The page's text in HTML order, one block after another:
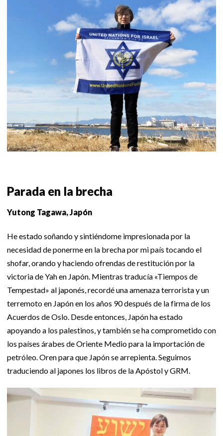
Parada en la brecha
Yutong Tagawa, Japón
He estado soñando y sintiéndome impresionada por la
necesidad de ponerme en la brecha por mi país tocando el
shofar, orando y haciendo ofrendas de restitución por la
victoria de Yah en Japón. Mientras traducía «Tiempos de
Tempestad» al japonés, recordé una amenaza terrorista y un
terremoto en Japón en los años 90 después de la firma de los
Acuerdos de Oslo. Desde entonces, Japón ha estado
apoyando a los palestinos, y también se ha comprometido con
los países árabes de Oriente Medio para la importación de
petróleo. Oren para que Japón se arrepienta. Seguimos
traduciendo al japones los libros de la Apóstol y GRM.